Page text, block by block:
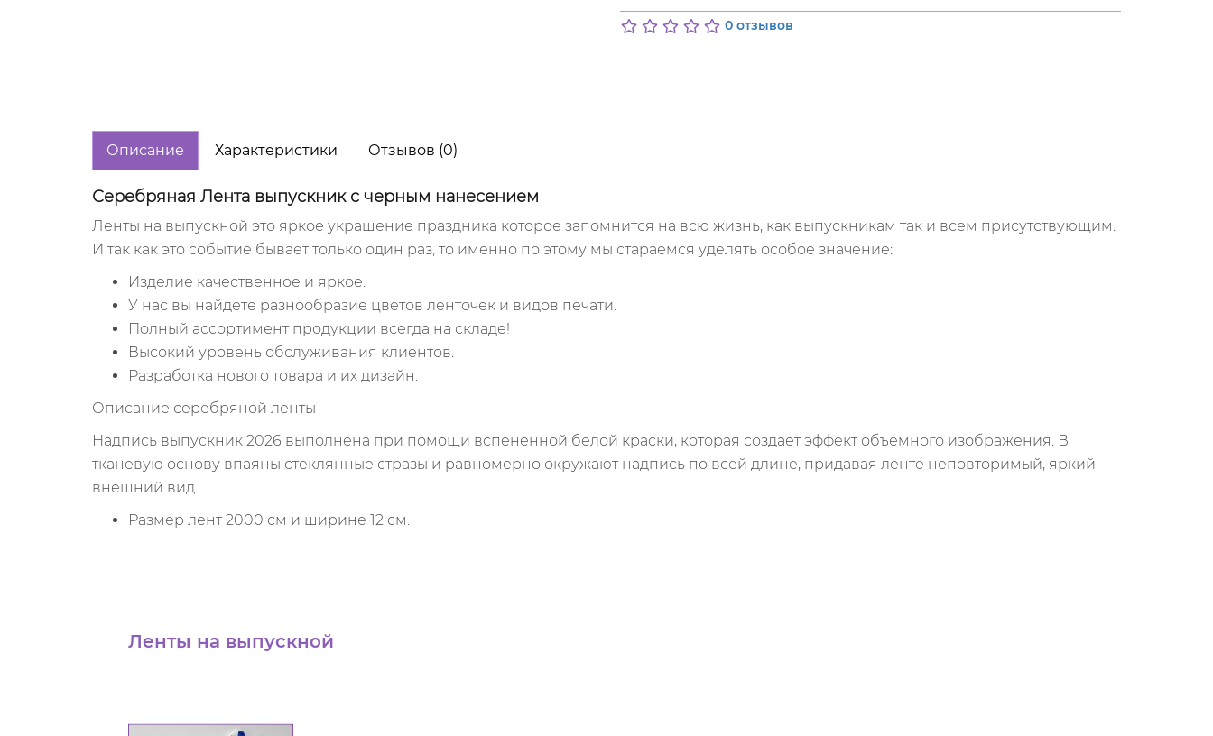
0 отзывов
Описание Характеристики Отзывов (0)
Серебряная Лента выпускник с черным нанесением
Ленты на выпускной это яркое украшение праздника которое запомнится на всю жизнь, как выпускникам так и всем присутствующим.
И так как это событие бывает только один раз, то именно по этому мы стараемся уделять особое значение:
Изделие качественное и яркое.
У нас вы найдете разнообразие цветов ленточек и видов печати.
Полный ассортимент продукции всегда на складе!
Высокий уровень обслуживания клиентов.
Разработка нового товара и их дизайн.
Описание серебряной ленты
Надпись выпускник 2026 выполнена при помощи вспененной белой краски, которая создает эффект объемного изображения. В
тканевую основу впаяны стеклянные стразы и равномерно окружают надпись по всей длине, придавая ленте неповторимый, яркий
внешний вид.
Размер лент 2000 см и ширине 12 см.
Ленты на выпускной